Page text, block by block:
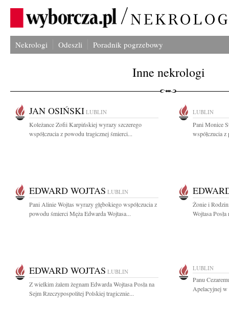
Nekrologi Odeszli Poradnik pogrzebowy
Inne nekrologi
JAN OSIŃSKI LUBLIN
Koleżance Zofii Karpińskiej wyrazy szczerego
współczucia z powodu tragicznej śmierci...
LUBLIN
Pani Monice
współczucia
EDWARD WOJTAS LUBLIN
Pani Alinie Wojtas wyrazy głębokiego współczucia z
powodu śmierci Męża Edwarda Wojtasa...
Żonie i
Wojtasa
EDWARD WOJTAS LUBLIN
Z wielkim żalem żegnam Edwarda Wojtasa Posła na
Sejm Rzeczypospolitej Polskiej tragicznie...
LUBLIN
Panu
Apelacyjnej